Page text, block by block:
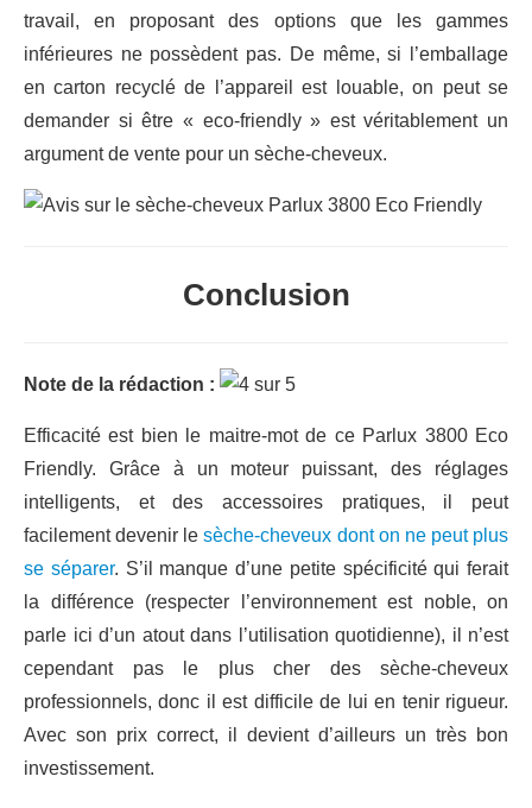
travail, en proposant des options que les gammes
inférieures ne possèdent pas. De même, si l’emballage
en carton recyclé de l’appareil est louable, on peut se
demander si être « eco-friendly » est véritablement un
argument de vente pour un sèche-cheveux.
Conclusion
Note de la rédaction :
Efficacité est bien le maitre-mot de ce Parlux 3800 Eco
Friendly. Grâce à un moteur puissant, des réglages
intelligents, et des accessoires pratiques, il peut
facilement devenir lesèche-cheveux dont on ne peut plus
se séparer. S’il manque d’une petite spécificité qui ferait
la différence (respecter l’environnement est noble, on
parle ici d’un atout dans l’utilisation quotidienne), il n’est
cependant pas le plus cher des sèche-cheveux
professionnels, donc il est difficile de lui en tenir rigueur.
Avec son prix correct, il devient d’ailleurs un très bon
investissement.